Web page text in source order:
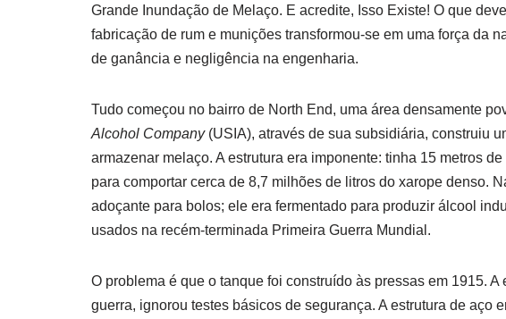
Grande Inundação de Melaço. E acredite, Isso Existe! O que
fabricação de rum e munições transformou-se em uma força da
de ganância e negligência na engenharia.
Tudo começou no bairro de North End, uma área densamente
Alcohol Company(USIA), através de sua subsidiária, construiu
armazenar melaço. A estrutura era imponente: tinha 15 metros
para comportar cerca de 8,7 milhões de litros do xarope denso.
adoçante para bolos; ele era fermentado para produzir álcool
usados na recém-terminada Primeira Guerra Mundial.
O problema é que o tanque foi construído às pressas em 1915.
guerra, ignorou testes básicos de segurança. A estrutura de aço